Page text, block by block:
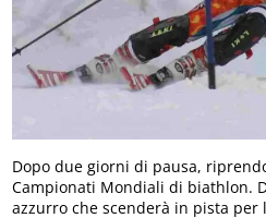
Dopo due giorni di pausa,
Campionati Mondiali di biathlon.
azzurro che scenderà in pista